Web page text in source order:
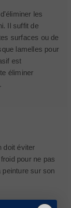
les
Il suffit de
surfaces ou de
lamelles pour
est
éliminer
doit éviter
pour ne pas
sur son